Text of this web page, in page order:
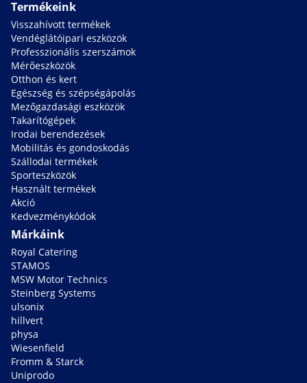
Termékeink
Visszahívott termékek
Vendéglátóipari eszközök
Professzionális szerszámok
Mérőeszközök
Otthon és kert
Egészség és szépségápolás
Mezőgazdasági eszközök
Takarítógépek
Irodai berendezések
Mobilitás és gondoskodás
Szállodai termékek
Sporteszközök
Használt termékek
Akció
Kedvezménykódok
Márkáink
Royal Catering
STAMOS
MSW Motor Technics
Steinberg Systems
ulsonix
hillvert
physa
Wiesenfield
Fromm & Starck
Uniprodo